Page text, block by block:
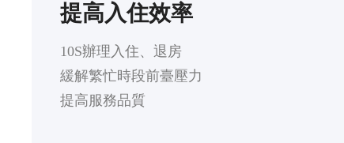
提高入住效率
10S辦理入住、退房
緩解繁忙時段前臺壓力
提高服務品質